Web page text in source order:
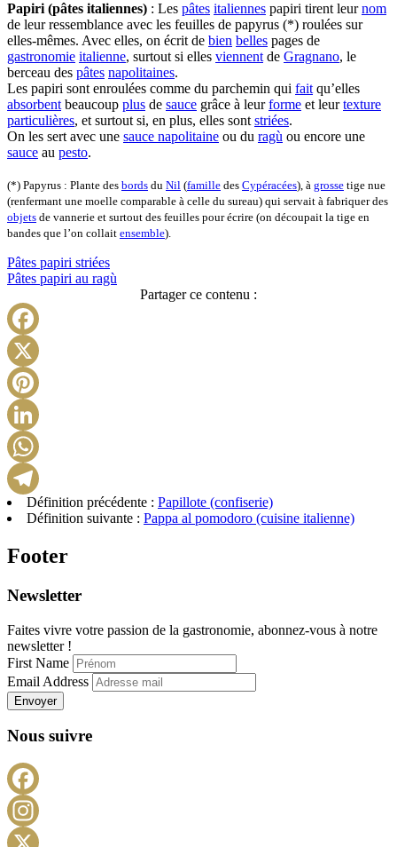
Papiri (pâtes italiennes) : Les pâtes italiennes papiri tirent leurnom
de leur ressemblance avec les feuilles de papyrus (*) roulées sur
elles-mêmes. Avec elles, on écrit de bien belles pages de
gastronomie italienne, surtout si elles viennent de Gragnano, le
berceau des pâtes napolitaines.
Les papiri sont enroulées comme du parchemin qui fait qu’elles
absorbent beaucoup plus de sauce grâce à leurforme et leurtexture
particulières, et surtout si, en plus, elles sont striées.
On les sert avec une sauce napolitaine ou du ragù ou encore une
sauce au pesto.
(*) Papyrus : Plante des bords du Nil (famille des Cypéracées), à grosse tige nue
(renfermant une moelle comparable à celle du sureau) qui servait à fabriquerdes
objets de vannerie et surtout des feuilles pour écrire (on découpait la tige en
bandes que l’on collait ensemble).
Pâtes papiri striées
Pâtes papiri au ragù
Partager ce contenu :
Telegram
Définition précédente : Papillote (confiserie)
Définition suivante : Pappa al pomodoro (cuisine italienne)
Footer
Newsletter
Faites vivre votre passion de la gastronomie, abonnez-vous à notre
newsletter !
First Name
Email Address
Envoyer
Nous suivre